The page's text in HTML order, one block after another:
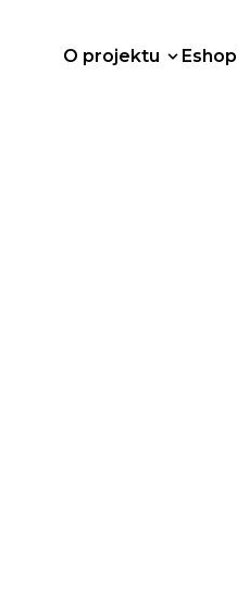
O projektu Eshop